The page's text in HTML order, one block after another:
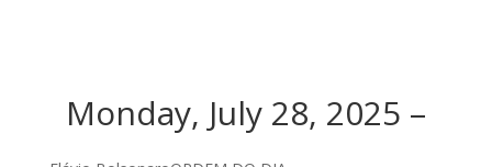
Monday, July 28, 2025 –